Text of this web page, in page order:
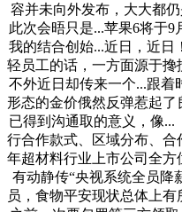
容并未向外发布，大大都
此次会晤只是...苹果6将于
我的结合创始...近日，近日
轻员工的话，一方面源于搀
不外近日却传来一个...跟着
形态的金价俄然反弹惹起
已得到沟通取的意义，像...
行合作款式、区域分布、合
年超材料行业上市公司全方
有动静传“央视系统全员降
员，食物平安现状总体上